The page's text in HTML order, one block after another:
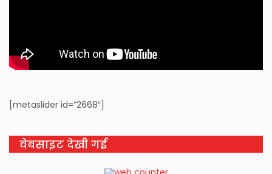
[metaslider id=”2668″]
वेबसाइट देखी गई